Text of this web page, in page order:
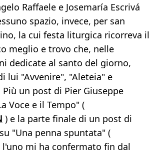
Raffaele e Josemaría Escrivá
spazio, invece, per san
la cui festa liturgica ricorreva il
meglio e trovo che, nelle
dedicate al santo del giorno,
lui "Avvenire", "Aleteia" e
Più un post di Pier Giuseppe
Voce e il Tempo" (
) e la parte finale di un post di
"Una penna spuntata" (
l'uno mi ha confermato fin dal